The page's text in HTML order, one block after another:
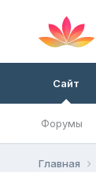
Сайт
Форумы
Главная